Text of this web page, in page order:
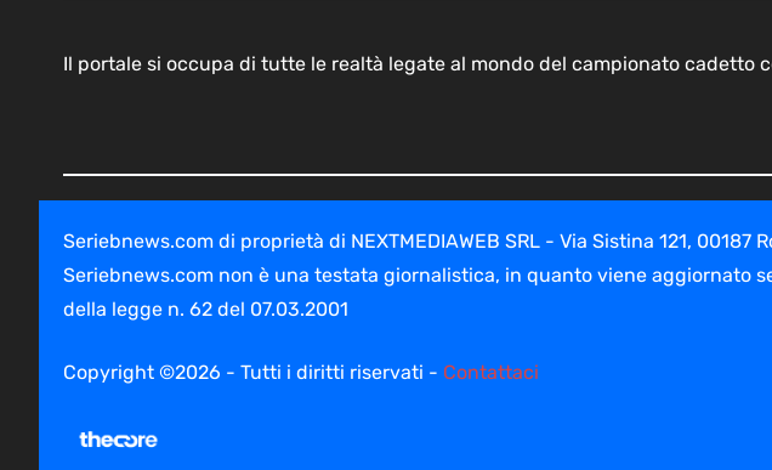
Il portale si occupa di tutte le realtà legate al mondo del campionato cadetto
Seriebnews.com di proprietà di NEXTMEDIAWEB SRL - Via Sistina 121, 00187
Seriebnews.com non è una testata giornalistica, in quanto viene aggiornato
della legge n. 62 del 07.03.2001
Copyright ©2026 - Tutti i diritti riservati - Contattaci